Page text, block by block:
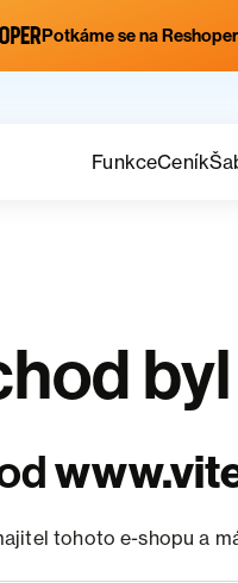
Potkáme se na
FunkceCeník
tohoto e-shopu a